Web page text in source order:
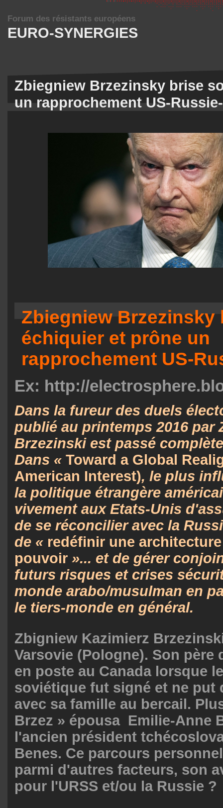
EURO-SYNERGIES
Forum des résistants européens
Zbiegniew Brzezinsky brise
un rapprochement US-
Zbiegniew Brzezinsky
échiquier et prône un
rapprochement US-
Ex: http://
Dans la fureur des duels
publié au printemps 2016 par
Brzezinski est passé
Dans « Toward a Global
American Interest), le plus
la politique étrangère
vivement aux Etats-Unis
de se réconcilier avec la
de « redéfinir une
pouvoir »... et de gérer
futurs risques et crises
monde arabo/musulman en
le tiers-monde en général.
Zbigniew Kazimierz
Varsovie (Pologne). Son père
en poste au Canada lorsque
soviétique fut signé et ne put
avec sa famille au bercail.
Brzez » épousa Emilie-Anne
l'ancien président
Benes. Ce parcours
parmi d'autres facteurs, son
pour l'URSS et/ou la Russie ?